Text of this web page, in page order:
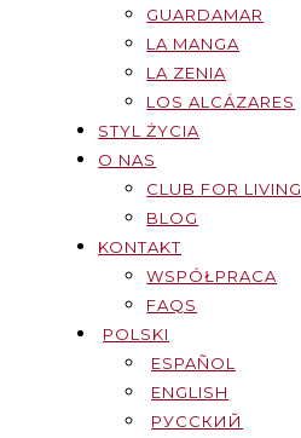
GUARDAMAR
LA MANGA
LA ZENIA
LOS ALCÁZARES
STYL ŻYCIA
O NAS
CLUB FOR LIVING
BLOG
KONTAKT
WSPÓŁPRACA
FAQS
POLSKI
ESPAÑOL
ENGLISH
РУССКИЙ